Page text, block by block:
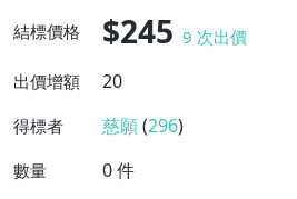
結標價格 $245 9 次出價
出價增額
20
得標者 慈願(296)
數量 0件